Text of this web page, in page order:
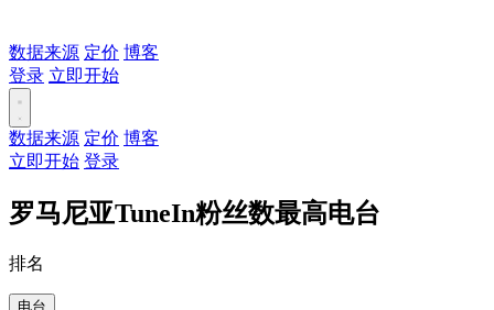
数据来源 定价 博客
登录 立即开始
数据来源 定价 博客
立即开始 登录
罗马尼亚TuneIn粉丝数最高电台
排名
电台